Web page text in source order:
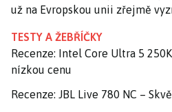
už na Evropskou unii zřejmě
TESTY A ŽEBŘÍČKY
Recenze: Intel Core Ultra 5
nízkou cenu
Recenze: JBL Live 780 NC –